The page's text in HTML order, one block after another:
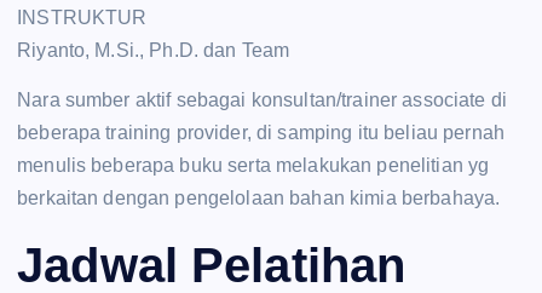
INSTRUKTUR
Riyanto, M.Si., Ph.D. dan Team
Nara sumber aktif sebagai konsultan/trainer associate di
beberapa training provider, di samping itu beliau pernah
menulis beberapa buku serta melakukan penelitian yg
berkaitan dengan pengelolaan bahan kimia berbahaya.
Jadwal Pelatihan